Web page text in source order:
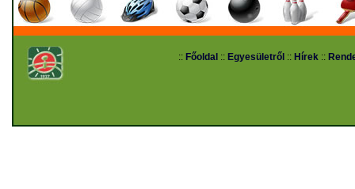
:: Főoldal :: Egyesületről :: Hírek ::